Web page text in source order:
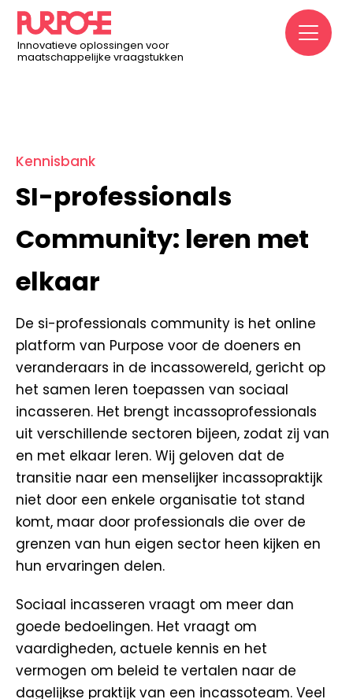
Innovatieve oplossingen voor
maatschappelijke vraagstukken
Home/ Kennisbank
SI-professionals Community: leren
met elkaar
Kennisbank
SI-professionals
Community: leren met
elkaar
De si-professionals community is het online
platform van Purpose voor de doeners en
veranderaars in de incassowereld, gericht op
het samen leren toepassen van sociaal
incasseren. Het brengt incassoprofessionals
uit verschillende sectoren bijeen, zodat zij van
en met elkaar leren. Wij geloven dat de
transitie naar een menselijker incassopraktijk
niet door een enkele organisatie tot stand
komt, maar door professionals die over de
grenzen van hun eigen sector heen kijken en
hun ervaringen delen.
Sociaal incasseren vraagt om meer dan
goede bedoelingen. Het vraagt om
vaardigheden, actuele kennis en het
vermogen om beleid te vertalen naar de
dagelijkse praktijk van een incassoteam. Veel